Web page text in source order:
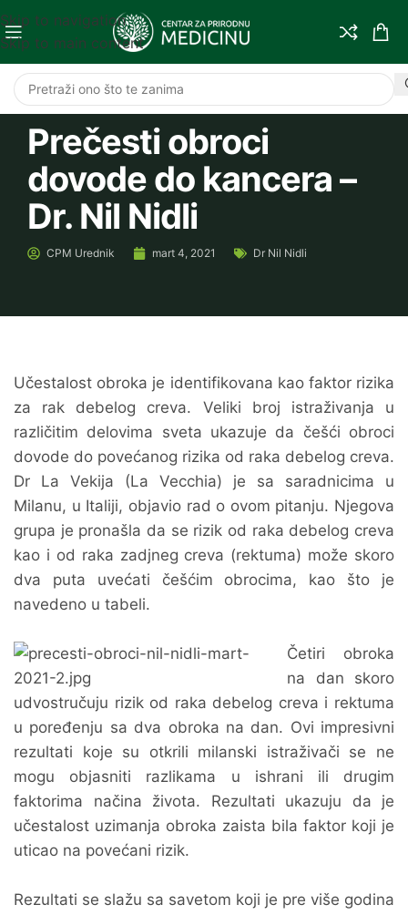
Skip to navigation
Skip to main content
Prečesti obroci
dovode do kancera –
Dr. Nil Nidli
CPM Urednik mart 4, 2021 Dr Nil Nidli
Učestalost obroka je identifikovana kao faktor rizika
za rak debelog creva. Veliki broj istraživanja u
različitim delovima sveta ukazuje da češći obroci
dovode do povećanog rizika od raka debelog creva.
Dr La Vekija (La Vecchia) je sa saradnicima u
Milanu, u Italiji, objavio rad o ovom pitanju. Njegova
grupa je pronašla da se rizik od raka debelog creva
kao i od raka zadjneg creva (rektuma) može skoro
dva puta uvećati češćim obrocima, kao što je
navedeno u tabeli.
Četiri obroka
na dan skoro
udvostručuju rizik od raka debelog creva i rektuma
u poređenju sa dva obroka na dan. Ovi impresivni
rezultati koje su otkrili milanski istraživači se ne
mogu objasniti razlikama u ishrani ili drugim
faktorima načina života. Rezultati ukazuju da je
učestalost uzimanja obroka zaista bila faktor koji je
uticao na povećani rizik.
Rezultati se slažu sa savetom koji je pre više godina